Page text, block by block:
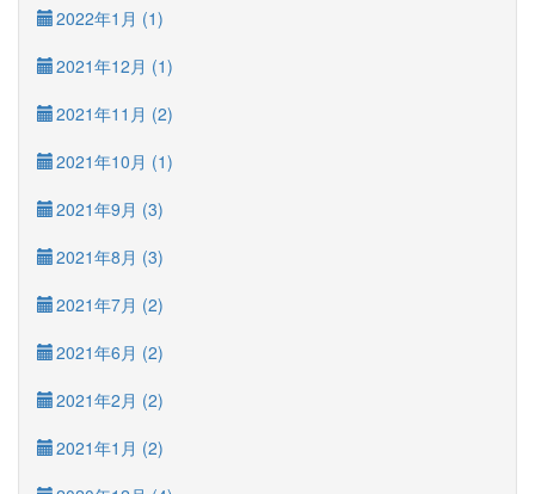
2022年1月 (1)
2021年12月 (1)
2021年11月 (2)
2021年10月 (1)
2021年9月 (3)
2021年8月 (3)
2021年7月 (2)
2021年6月 (2)
2021年2月 (2)
2021年1月 (2)